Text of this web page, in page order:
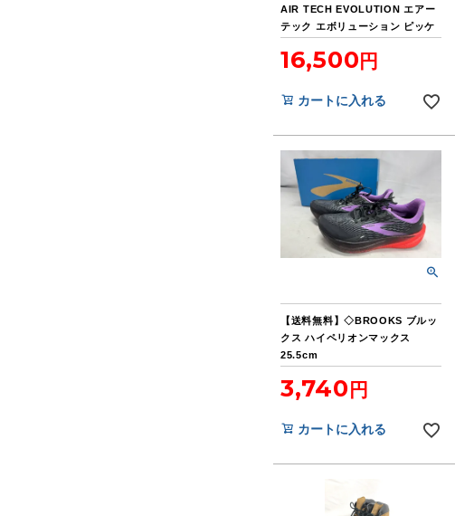
AIR TECH EVOLUTION エアー
テック エボリューション ピッケ
16,500
カートに入れる
【送料無料】◇BROOKS ブルッ
クス ハイペリオンマックス
25.5cm
3,740
カートに入れる